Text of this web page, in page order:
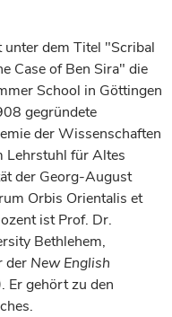
dem Titel "Scribal
Case of Ben Sira" die
School in Göttingen
gegründete
der Wissenschaften
Lehrstuhl für Altes
der Georg-August
Orbis Orientalis et
ist Prof. Dr.
Bethlehem,
der New English
. Er gehört zu den